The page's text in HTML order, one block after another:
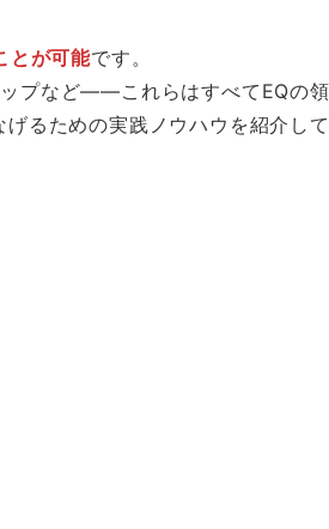
とが可能です。
プなど——これらはすべてEQの領
るための実践ノウハウを紹介して